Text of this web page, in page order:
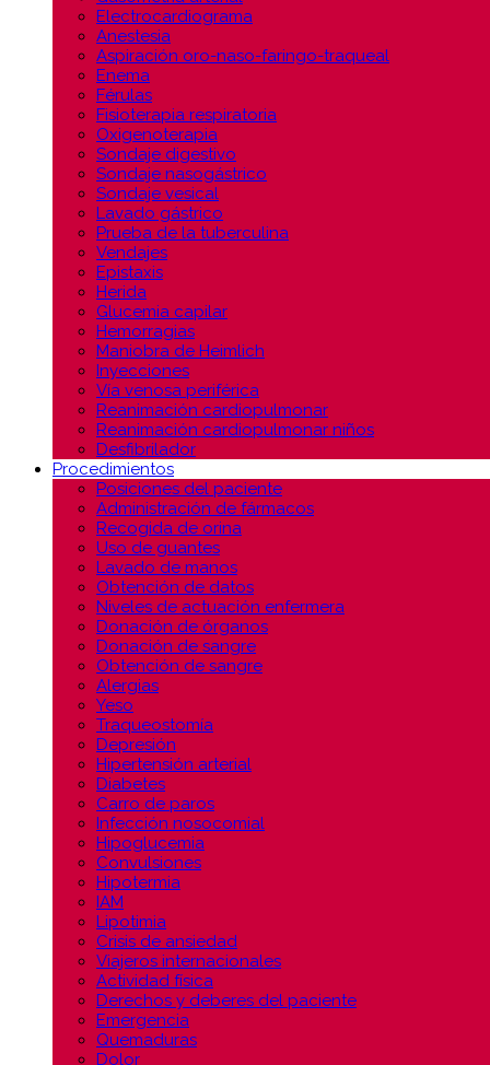
Electrocardiograma
Anestesia
Aspiración oro-naso-faringo-traqueal
Enema
Férulas
Fisioterapia respiratoria
Oxigenoterapia
Sondaje digestivo
Sondaje nasogástrico
Sondaje vesical
Lavado gástrico
Prueba de la tuberculina
Vendajes
Epistaxis
Herida
Glucemia capilar
Hemorragias
Maniobra de Heimlich
Inyecciones
Vía venosa periférica
Reanimación cardiopulmonar
Reanimación cardiopulmonar niños
Desfibrilador
Procedimientos
Posiciones del paciente
Administración de fármacos
Recogida de orina
Uso de guantes
Lavado de manos
Obtención de datos
Niveles de actuación enfermera
Donación de órganos
Donación de sangre
Obtención de sangre
Alergias
Yeso
Traqueostomía
Depresión
Hipertensión arterial
Diabetes
Carro de paros
Infección nosocomial
Hipoglucemia
Convulsiones
Hipotermia
IAM
Lipotimia
Crisis de ansiedad
Viajeros internacionales
Actividad física
Derechos y deberes del paciente
Emergencia
Quemaduras
Dolor